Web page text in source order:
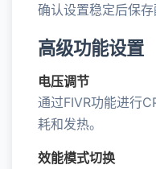
确认设置稳定后保存
高级功能设置
电压调节
通过FIVR功能进行
耗和发热。
效能模式切换